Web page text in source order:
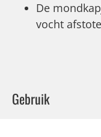
De
vocht
Gebruik